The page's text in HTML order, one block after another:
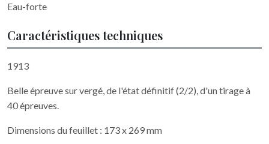
Eau-forte
Caractéristiques techniques
1913
Belle épreuve sur vergé, de l'état définitif (2/2), d'un tirage à
40 épreuves.
Dimensions du feuillet : 173 x 269 mm